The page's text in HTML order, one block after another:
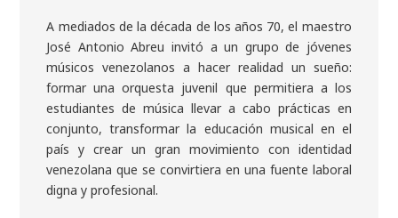
A mediados de la década de los años 70, el maestro
José Antonio Abreu invitó a un grupo de jóvenes
músicos venezolanos a hacer realidad un sueño:
formar una orquesta juvenil que permitiera a los
estudiantes de música llevar a cabo prácticas en
conjunto, transformar la educación musical en el
país y crear un gran movimiento con identidad
venezolana que se convirtiera en una fuente laboral
digna y profesional.